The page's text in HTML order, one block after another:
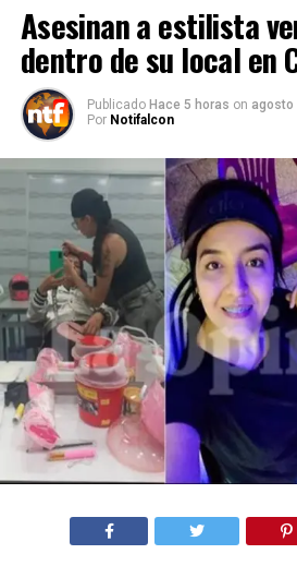
Asesinan a estilista
dentro de su local en
Publicado Hace 5 horas on agosto
Por Notifalcon